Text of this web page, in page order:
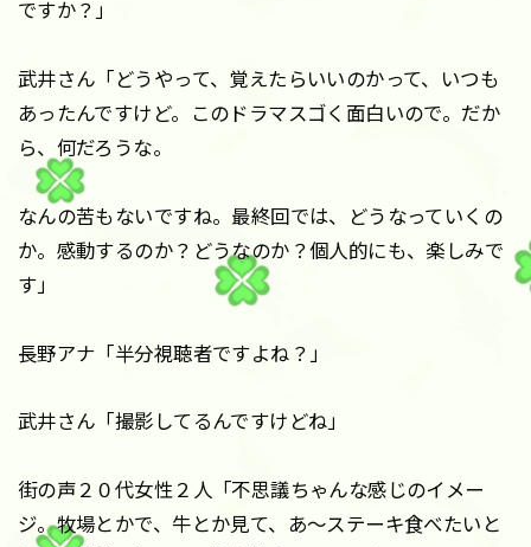
ですか？」
武井さん「どうやって、覚えたらいいのかって、いつも
あったんですけど。このドラマスゴく面白いので。だか
ら、何だろうな。
なんの苦もないですね。最終回では、どうなっていくの
か。感動するのか？どうなのか？個人的にも、楽しみで
す」
長野アナ「半分視聴者ですよね？」
武井さん「撮影してるんですけどね」
街の声２０代女性２人「不思議ちゃんな感じのイメー
ジ。牧場とかで、牛とか見て、あ〜ステーキ食べたいと